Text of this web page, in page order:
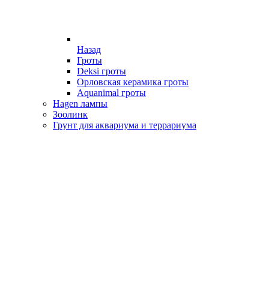
Назад
Гроты
Deksi гроты
Орловская керамика гроты
Aquanimal гроты
Hagen лампы
Зоолинк
Грунт для аквариума и террариума